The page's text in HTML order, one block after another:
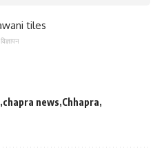
विज्ञापन
chapra news Chhapra